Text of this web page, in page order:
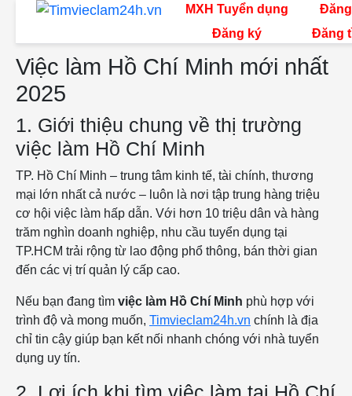
MXH Tuyển dụng
Đăng ký
Đăng
Việc làm Hồ Chí Minh mới nhất
2025
1. Giới thiệu chung về thị trường
việc làm Hồ Chí Minh
TP. Hồ Chí Minh – trung tâm kinh tế, tài chính, thương
mại lớn nhất cả nước – luôn là nơi tập trung hàng triệu
cơ hội việc làm hấp dẫn. Với hơn 10 triệu dân và hàng
trăm nghìn doanh nghiệp, nhu cầu tuyển dụng tại
TP.HCM trải rộng từ lao động phổ thông, bán thời gian
đến các vị trí quản lý cấp cao.
Nếu bạn đang tìm việc làm Hồ Chí Minh phù hợp với
trình độ và mong muốn, Timvieclam24h.vn chính là địa
chỉ tin cậy giúp bạn kết nối nhanh chóng với nhà tuyển
dụng uy tín.